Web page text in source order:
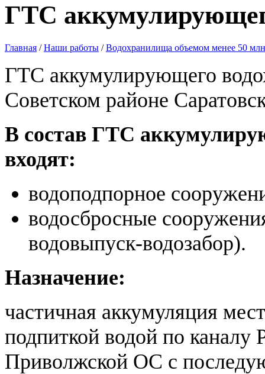
ГТС
Главная / Наши работы / Водохранилища объемом менее 50
ГТС аккумулирующего
Советском районе
В состав ГТС
входят:
водоподпорное
водосбросные
водовыпуск-водозабор).
Назначение:
частичная аккумуляция
подпиткой водой по каналу
Приволжской ОС с